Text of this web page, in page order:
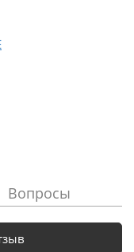
Вопросы